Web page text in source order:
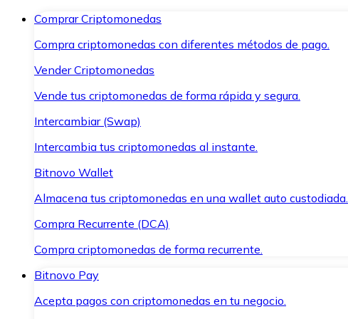
Comprar Criptomonedas
Compra criptomonedas con diferentes métodos de pago.
Vender Criptomonedas
Vende tus criptomonedas de forma rápida y segura.
Intercambiar (Swap)
Intercambia tus criptomonedas al instante.
Bitnovo Wallet
Almacena tus criptomonedas en una wallet auto custodiada.
Compra Recurrente (DCA)
Compra criptomonedas de forma recurrente.
Bitnovo Pay
Acepta pagos con criptomonedas en tu negocio.